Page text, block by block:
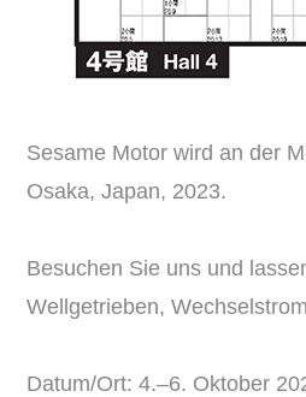
Sesame Motor wird an der
Osaka, Japan, 2023.
Besuchen Sie uns und
Wellgetrieben,
Datum/Ort: 4.–6. Oktober